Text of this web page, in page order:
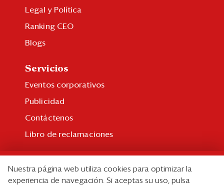
Legal y Política
Ranking CEO
Blogs
Servicios
Eventos corporativos
Publicidad
Contáctenos
Libro de reclamaciones
Suscripción individual
Nuestra página web utiliza cookies para optimizar la
experiencia de navegación. Si aceptas su uso, pulsa